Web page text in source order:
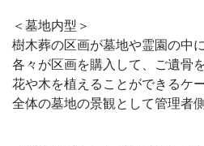
＜墓地内型＞
樹木葬の区画が墓地や霊園の中
各々が区画を購入して、ご遺骨
花や木を植えることができるケ
全体の墓地の景観として管理者